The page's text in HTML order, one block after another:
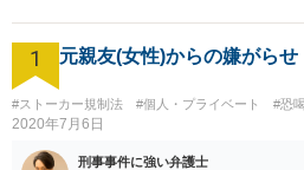
1 元親友(女性)からの嫌がらせ
#ストーカー規制法 #個人・プライベート #恐
2020年7月6日
刑事事件に強い弁護士